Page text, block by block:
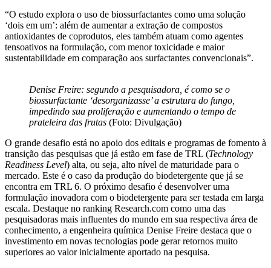
“O estudo explora o uso de biossurfactantes como uma solução
‘dois em um’: além de aumentar a extração de compostos
antioxidantes de coprodutos, eles também atuam como agentes
tensoativos na formulação, com menor toxicidade e maior
sustentabilidade em comparação aos surfactantes convencionais”.
Denise Freire: segundo a pesquisadora, é como se o
biossurfactante ‘desorganizasse’ a estrutura do fungo,
impedindo sua proliferação e aumentando o tempo de
prateleira das frutas (Foto: Divulgação)
O grande desafio está no apoio dos editais e programas de fomento à
transição das pesquisas que já estão em fase de TRL (Technology
Readiness Level) alta, ou seja, alto nível de maturidade para o
mercado. Este é o caso da produção do biodetergente que já se
encontra em TRL 6. O próximo desafio é desenvolver uma
formulação inovadora com o biodetergente para ser testada em larga
escala. Destaque no ranking Research.com como uma das
pesquisadoras mais influentes do mundo em sua respectiva área de
conhecimento, a engenheira química Denise Freire destaca que o
investimento em novas tecnologias pode gerar retornos muito
superiores ao valor inicialmente aportado na pesquisa.